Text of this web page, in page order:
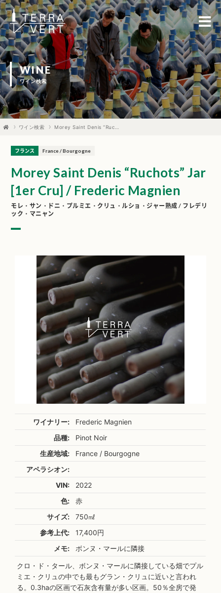
WINE
ワイン検索
ワイン検索
Morey Saint Denis “Ruchots” Jar
[1er Cru] / Frederic Magnien
モレ・サン・ドニ・プルミエ・クリュ・ルショ・ジャー熟成 / フレデリ
ック・マニャン
フランス France / Bourgogne
ワイナリー:
Frederic Magnien
品種:
Pinot Noir
生産地域:
France / Bourgogne
アペラシオン:
VIN:
2022
色:
赤
サイズ:
750㎖
参考上代:
17,400円
メモ:
ボンヌ・マールに隣接
クロ・ド・タール、ボンヌ・マールに隣接している畑でプル
ミエ・クリュの中でも最もグラン・クリュに近いと言われ
る。0.3haの区画で石灰含有量が多い区画。50％全房で発